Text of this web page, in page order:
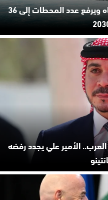
المغرب يسرّع مشاريع تحلية المياه ويرفع عدد المحطات إلى 36
الأمير علي يجدد رفضه